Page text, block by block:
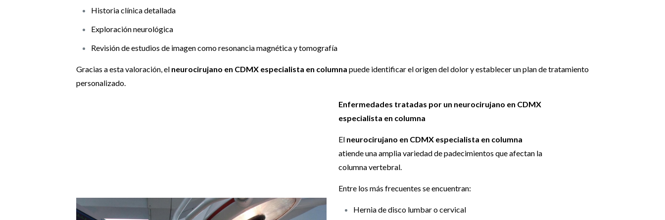
Historia clínica detallada
Exploración neurológica
Revisión de estudios de imagen como resonancia magnética y tomografía
Gracias a esta valoración, el neurocirujano en CDMX especialista en columna puede identificar el origen del dolor y establecer un plan de tratamiento
personalizado.
Enfermedades tratadas por un neurocirujano en CDMX
especialista en columna
El neurocirujano en CDMX especialista en columna
atiende una amplia variedad de padecimientos que afectan la
columna vertebral.
Entre los más frecuentes se encuentran:
Hernia de disco lumbar o cervical